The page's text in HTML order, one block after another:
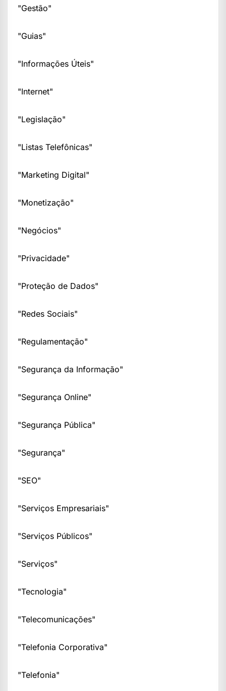
"Gestão"
"Guias"
"Informações Úteis"
"Internet"
"Legislação"
"Listas Telefônicas"
"Marketing Digital"
"Monetização"
"Negócios"
"Privacidade"
"Proteção de Dados"
"Redes Sociais"
"Regulamentação"
"Segurança da Informação"
"Segurança Online"
"Segurança Pública"
"Segurança"
"SEO"
"Serviços Empresariais"
"Serviços Públicos"
"Serviços"
"Tecnologia"
"Telecomunicações"
"Telefonia Corporativa"
"Telefonia"